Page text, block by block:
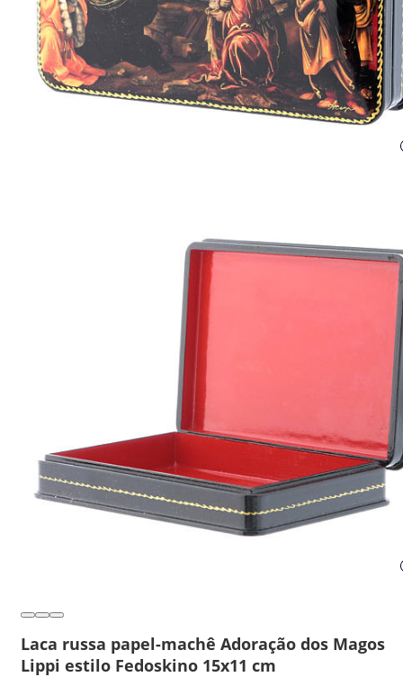
Laca russa papel-machê Adoração dos Magos
Lippi estilo Fedoskino 15x11 cm